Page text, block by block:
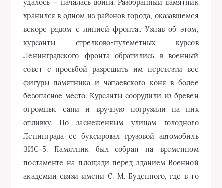
стационарного постамента и реставрации
памятника. Его второе рождение и торжественное
открытие состоялось в канун 51-й годовщины
Великого Октября — 4 ноября 1968 года.
На Главную